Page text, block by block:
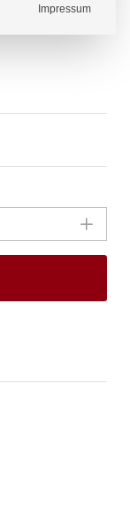
Impressum